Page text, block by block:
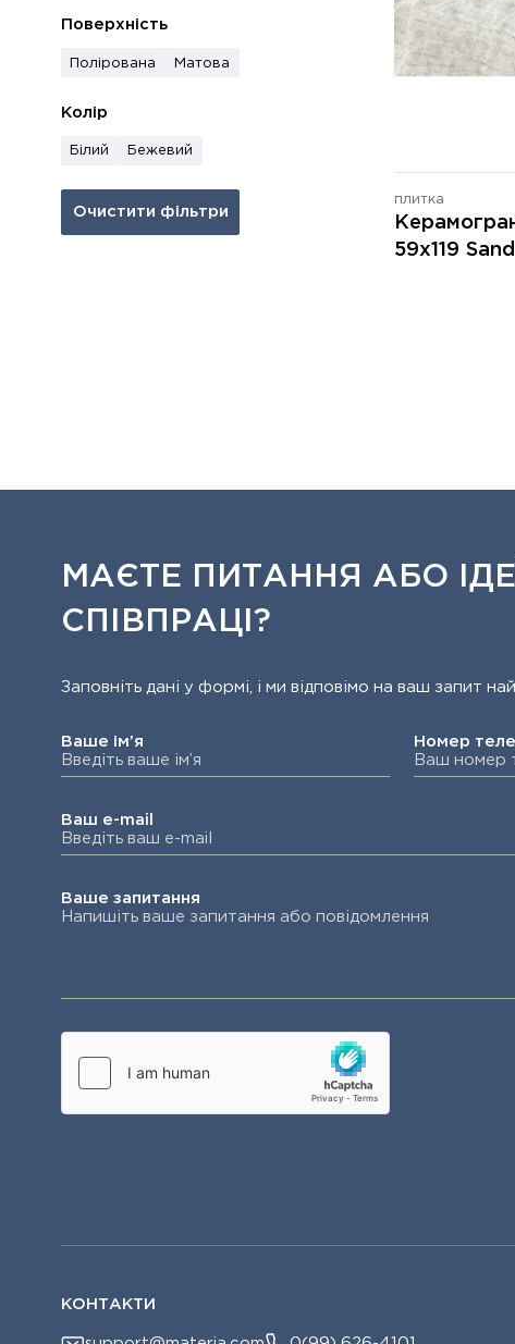
Поверхність
Полірована Матова
Колір
Білий Бежевий
Очистити фільтри
плитка
59x119
МАЄТЕ ПИТАННЯ АБО
СПІВПРАЦІ?
Заповніть дані у формі, і ми відповімо на ваш запит
Ваше ім’я Номер
Ваш e-mail
Ваше запитання
КОНТАКТИ